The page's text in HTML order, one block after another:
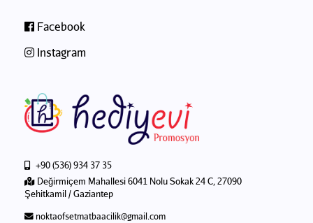
Facebook
Instagram
+90 (536) 934 37 35
Değirmiçem Mahallesi 6041 Nolu Sokak 24 C, 27090
Şehitkamil / Gaziantep
noktaofsetmatbaacilik@gmail.com